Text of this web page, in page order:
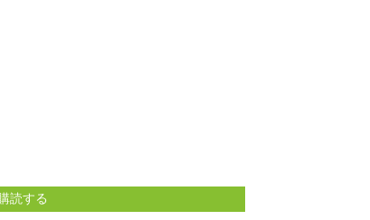
読する